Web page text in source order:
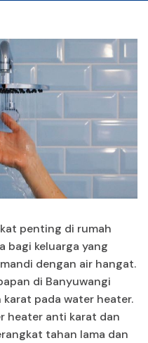
penting di rumah
bagi keluarga yang
dengan air hangat.
di Banyuwangi
pada water heater.
heater anti karat dan
tahan lama dan